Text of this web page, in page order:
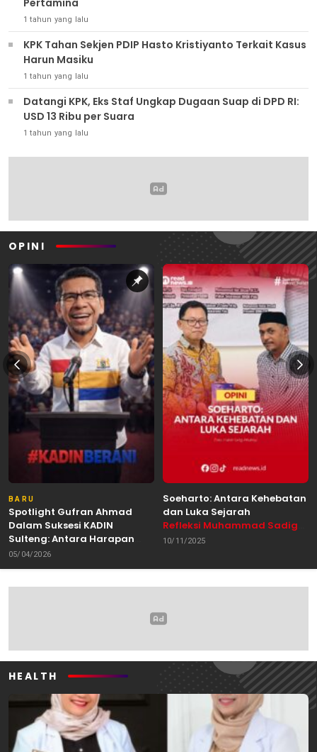
1 tahun yang lalu
KPK Tahan Sekjen PDIP Hasto Kristiyanto Terkait Kasus
Harun Masiku
1 tahun yang lalu
Datangi KPK, Eks Staf Ungkap Dugaan Suap di DPD RI:
USD 13 Ribu per Suara
1 tahun yang lalu
OPINI
BARU
Spotlight Gufran Ahmad
Dalam Suksesi KADIN
Sulteng: Antara Harapan
dan Kebutuhan Perubahan
05/04/2026
Soeharto: Antara Kehebatan
dan Luka Sejarah
Refleksi Muhammad Sadig
Alhabsyie, Akademisi UIN
10/11/2025
HEALTH